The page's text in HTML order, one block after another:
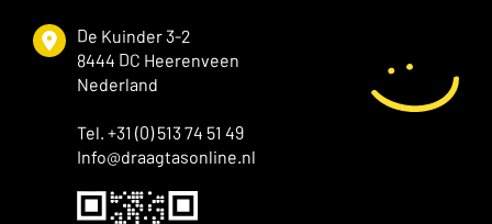
De Kuinder 3-2
8444 DC Heerenveen
Nederland
Tel. +31 (0) 513 74 51 49
Info@draagtasonline.nl